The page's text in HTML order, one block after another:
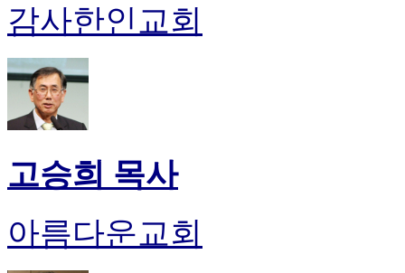
감사한인교회
고승희 목사
아름다운교회